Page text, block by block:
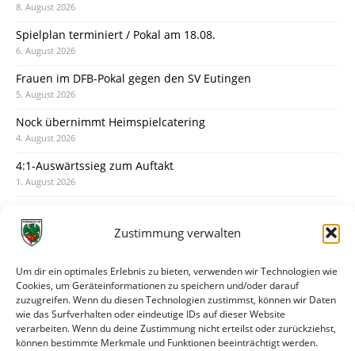
Zustimmung verwalten
Um dir ein optimales Erlebnis zu bieten, verwenden wir Technologien wie
Cookies, um Geräteinformationen zu speichern und/oder darauf
zuzugreifen. Wenn du diesen Technologien zustimmst, können wir Daten
wie das Surfverhalten oder eindeutige IDs auf dieser Website
verarbeiten. Wenn du deine Zustimmung nicht erteilst oder zurückziehst,
können bestimmte Merkmale und Funktionen beeinträchtigt werden.
8. August 2026
Spielplan terminiert / Pokal am 18.08.
6. August 2026
Frauen im DFB-Pokal gegen den SV Eutingen
5. August 2026
Nock übernimmt Heimspielcatering
4. August 2026
4:1-Auswärtssieg zum Auftakt
1. August 2026
31. Juli 2026
30. Juli 2026
Deine Spielminute: 89+1
28. Juli 2026
Neuer Rückensponsor